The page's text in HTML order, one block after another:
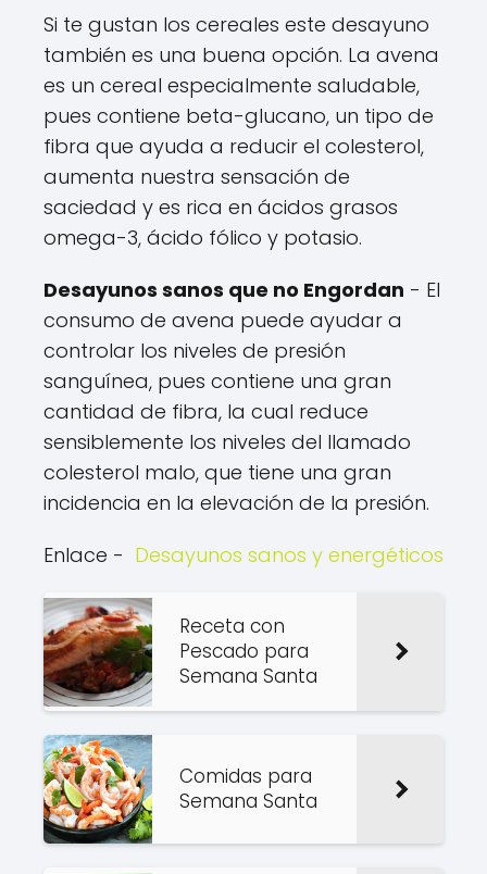
Si te gustan los cereales este desayuno
también es una buena opción. La avena
es un cereal especialmente saludable,
pues contiene beta-glucano, un tipo de
fibra que ayuda a reducir el colesterol,
aumenta nuestra sensación de
saciedad y es rica en ácidos grasos
omega-3, ácido fólico y potasio.
Desayunos sanos que no Engordan - El
consumo de avena puede ayudar a
controlar los niveles de presión
sanguínea, pues contiene una gran
cantidad de fibra, la cual reduce
sensiblemente los niveles del llamado
colesterol malo, que tiene una gran
incidencia en la elevación de la presión.
Enlace - Desayunos sanos y energéticos
Receta con
Pescado para
Semana Santa
Comidas para
Semana Santa